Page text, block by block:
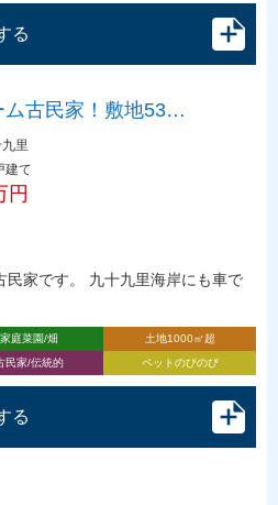
る
ム古民家！敷地53…
里
建て
円
民家です。 九十九里海岸にも車で
家庭菜園/畑
土地1000㎡超
民家/伝統的 ペットのびのび
る